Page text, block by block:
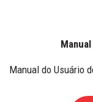
Manual do Usuário